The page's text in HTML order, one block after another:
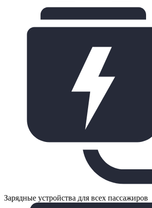
Зарядные устройства для всех пассажиров